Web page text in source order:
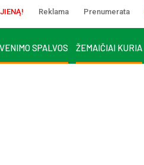
Reklama Prenumerata
SPALVOS ŽEMAIČIAI KURIA